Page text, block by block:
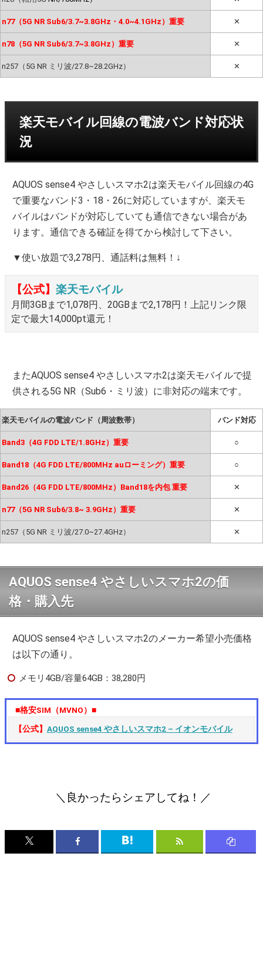
n77（5G NR Sub6/3.7~3.8GHz・4.0~4.1GHz）重要 ✕
n78（5G NR Sub6/3.7~3.8GHz）重要 ✕
n257（5G NR ミリ波/27.8~28.2GHz） ✕
楽天モバイル回線の電波バンド対応状
況
AQUOS sense4 やさしいスマホ2は楽天モバイル回線の4G
で重要なバンド3・18・26に対応していますが、楽天モ
バイルはバンドが対応していても通信できない場合があ
ります。通信できる確証を得てから検討して下さい。
▼使い放題で3,278円、通話料は無料！↓
【公式】 楽天モバイル
月間3GBまで1,078円、20GBまで2,178円！上記リンク限
定で最大14,000pt還元！
またAQUOS sense4 やさしいスマホ2は楽天モバイルで提
供される5G NR（Sub6・ミリ波）に非対応の端末です。
楽天モバイルの電波バンド（周波数帯） バンド対応
Band3（4G FDD LTE/1.8GHz）重要 ○
Band18（4G FDD LTE/800MHz auローミング）重要 ○
Band26（4G FDD LTE/800MHz）Band18を内包 重要 ✕
n77（5G NR Sub6/3.8~ 3.9GHz）重要 ✕
n257（5G NR ミリ波/27.0~27.4GHz） ✕
AQUOS sense4 やさしいスマホ2の価
格・購入先
AQUOS sense4 やさしいスマホ2のメーカー希望小売価格
は以下の通り。
メモリ4GB/容量64GB：38,280円
■格安SIM（MVNO）■
【公式】 AQUOS sense4 やさしいスマホ2 – イオンモバイル
＼良かったらシェアしてね！／